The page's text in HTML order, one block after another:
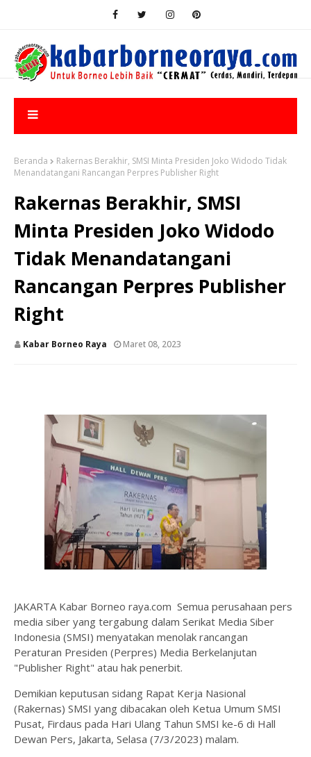
Beranda
Rakernas Berakhir, SMSI Minta Presiden Joko Widodo Tidak
Menandatangani Rancangan Perpres Publisher Right
Rakernas Berakhir, SMSI
Minta Presiden Joko Widodo
Tidak Menandatangani
Rancangan Perpres Publisher
Right
Kabar Borneo Raya Maret 08, 2023
JAKARTA Kabar Borneo raya.com Semua perusahaan pers
media siber yang tergabung dalam Serikat Media Siber
Indonesia (SMSI) menyatakan menolak rancangan
Peraturan Presiden (Perpres) Media Berkelanjutan
"Publisher Right" atau hak penerbit.
Demikian keputusan sidang Rapat Kerja Nasional
(Rakernas) SMSI yang dibacakan oleh Ketua Umum SMSI
Pusat, Firdaus pada Hari Ulang Tahun SMSI ke-6 di Hall
Dewan Pers, Jakarta, Selasa (7/3/2023) malam.